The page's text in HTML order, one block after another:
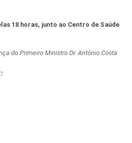
18 horas, junto ao Centro de Saúde
do Primeiro Ministro Dr. António Costa